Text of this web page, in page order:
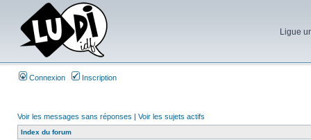
Ligue
Connexion Inscription
Voir les messages sans réponses | Voir les sujets actifs
Index du forum